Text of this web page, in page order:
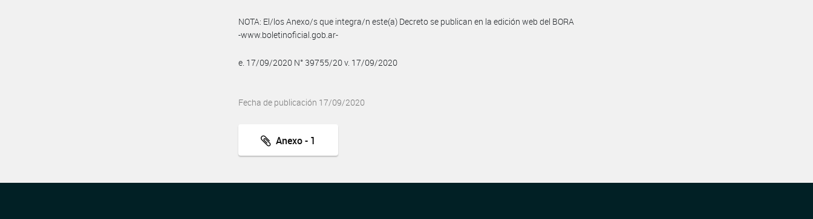
NOTA: El/los Anexo/s que integra/n este(a) Decreto se publican en la edición web del BORA
-www.boletinoficial.gob.ar-
e. 17/09/2020 N° 39755/20 v. 17/09/2020
Fecha de publicación 17/09/2020
Anexo - 1